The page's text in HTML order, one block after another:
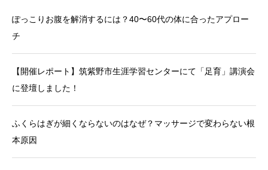
ぽっこりお腹を解消するには？40〜60代の体に合ったアプロー
チ
【開催レポート】筑紫野市生涯学習センターにて「足育」講演会
に登壇しました！
ふくらはぎが細くならないのはなぜ？マッサージで変わらない根
本原因